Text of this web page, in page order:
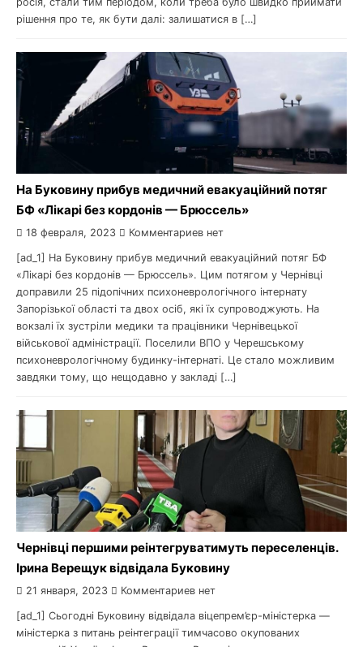
рішення про те, як бути далі: залишатися в […]
На Буковину прибув медичний евакуаційний потяг
БФ «Лікарі без кордонів — Брюссель»
18 февраля, 2023 Комментариев нет
[ad_1] На Буковину прибув медичний евакуаційний потяг БФ
«Лікарі без кордонів — Брюссель». Цим потягом у Чернівці
доправили 25 підопічних психоневрологічного інтернату
Запорізької області та двох осіб, які їх супроводжують. На
вокзалі їх зустріли медики та працівники Чернівецької
військової адміністрації. Поселили ВПО у Черешському
психоневрологічному будинку-інтернаті. Це стало можливим
завдяки тому, що нещодавно у закладі […]
Чернівці першими реінтегруватимуть переселенців.
Ірина Верещук відвідала Буковину
21 января, 2023 Комментариев нет
[ad_1] Сьогодні Буковину відвідала віцепрем’єр-міністерка —
міністерка з питань реінтеграції тимчасово окупованих